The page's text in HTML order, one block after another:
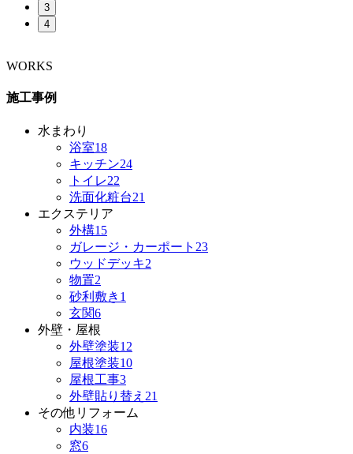
3
4
WORKS
施工事例
水まわり
浴室18
キッチン24
トイレ22
洗面化粧台21
エクステリア
外構15
ガレージ・カーポート 23
ウッドデッキ2
物置2
砂利敷き 1
玄関6
外壁・屋根
外壁塗装12
屋根塗装10
屋根工事3
外壁貼り替え 21
その他リフォーム
内装16
窓6